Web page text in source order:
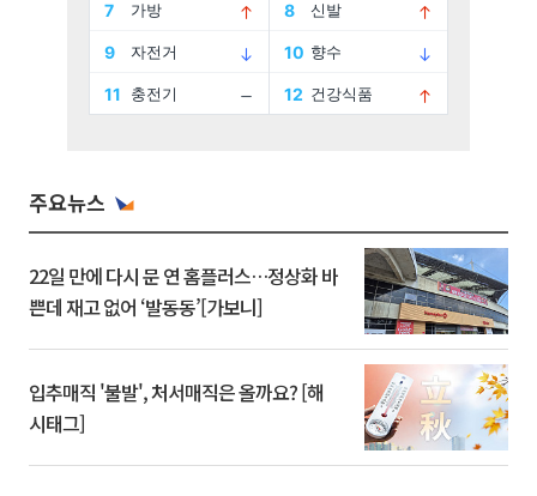
주요뉴스
22일 만에 다시 문 연 홈플러스…정상화 바
쁜데 재고 없어 ‘발동동’[가보니]
입추매직 '불발', 처서매직은 올까요? [해
시태그]